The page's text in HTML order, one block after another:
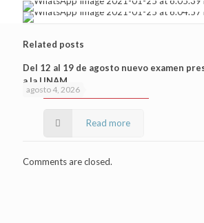
Related posts
agosto 4, 2026
Del 12 al 19 de agosto nuevo examen
a la UNAM
Read more
Comments are closed.